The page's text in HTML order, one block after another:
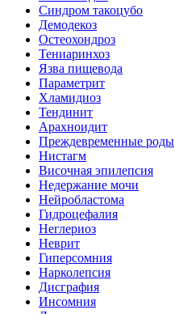
Синдром такоцубо
Демодекоз
Остеохондроз
Тениаринхоз
Язва пищевода
Параметрит
Хламидиоз
Тендинит
Арахноидит
Преждевременные роды
Нистагм
Височная эпилепсия
Недержание мочи
Нейробластома
Гидроцефалия
Неглериоз
Неврит
Гиперсомния
Нарколепсия
Дисграфия
Инсомния